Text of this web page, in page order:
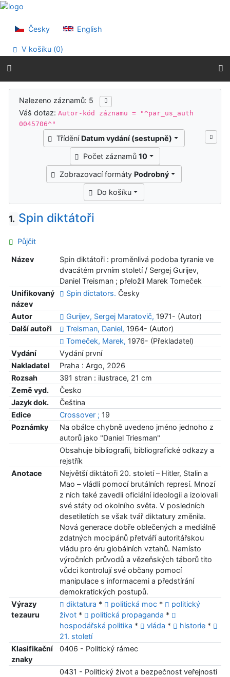
Přejít na obsah
Prohlášení o webové přístupnosti
Česky English
V košíku (0)
Výsledky vyhledávání
Nalezeno záznamů: 5
Váš dotaz:Autor-kód záznamu = "^par_us_auth
0045706^"
Třídění Datum vydání (sestupně)
Počet záznamů 10
Zobrazovací formáty Podrobný
Do košíku
1. Spin diktátoři
Půjčit
Název
Spin diktátoři : proměnlivá podoba tyranie ve
dvacátém prvním století / Sergej Gurijev,
Daniel Treisman ; přeložil Marek Tomeček
Unifikovaný
název
Spin dictators. Česky
Autor Gurijev, Sergej Maratovič, 1971- (Autor)
Další autoři
Treisman, Daniel, 1964- (Autor)
Tomeček, Marek, 1976- (Překladatel)
Vydání
Vydání první
Nakladatel
Praha : Argo, 2026
Rozsah
391 stran : ilustrace, 21 cm
Země vyd.
Česko
Jazyk dok.
Čeština
Edice
Crossover ; 19
Poznámky
Na obálce chybně uvedeno jméno jednoho z
autorů jako "Daniel Triesman"
Obsahuje bibliografii, bibliografické odkazy a
rejstřík
Anotace
Největší diktátoři 20. století – Hitler, Stalin a
Mao – vládli pomocí brutálních represí. Mnozí
z nich také zavedli oficiální ideologii a izolovali
své státy od okolního světa. V posledních
desetiletích se však tvář diktatury změnila.
Nová generace dobře oblečených a mediálně
zdatných mocipánů přetváří autoritářskou
vládu pro éru globálních vztahů. Namísto
výročních průvodů a vězeňských táborů tito
vůdci kontrolují své občany pomocí
manipulace s informacemi a předstírání
demokratických postupů.
Výrazy
tezauru
diktatura * politická moc*
politický
život* politická propaganda *
hospodářská politika * vláda * historie*
21. století
Klasifikační
znaky
0406 - Politický rámec
0431 - Politický život a bezpečnost veřejnosti